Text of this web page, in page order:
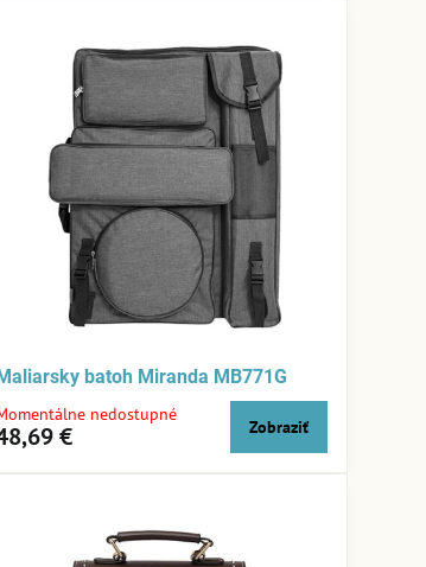
Maliarsky batoh Miranda MB771G
nedostupné
€ Zobraziť